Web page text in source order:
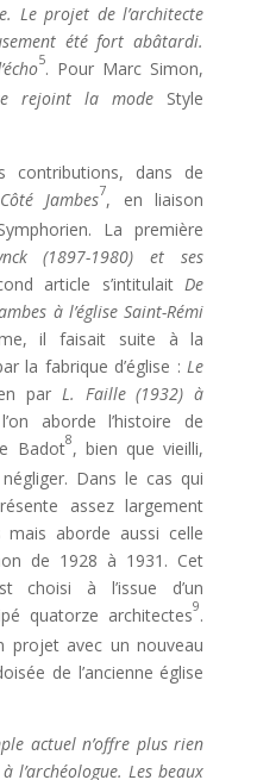
Le projet de l’architecte
été fort abâtardi.
5. Pour Marc Simon,
rejoint la mode Style
contributions, dans de
Côté Jambes7, en liaison
La première
(1897-1980) et ses
article s’intitulaitDe
à l’église Saint-Rémi
il faisait suite à la
la fabrique d’église :Le
par L. Faille (1932) à
aborde l’histoire de
Badot8, bien que vieilli,
Dans le cas qui
assez largement
mais aborde aussi celle
de 1928 à 1931. Cet
choisi à l’issue d’un
quatorze architectes9.
projet avec un nouveau
de l’ancienne église
actuel n’offre plus rien
l’archéologue. Les beaux